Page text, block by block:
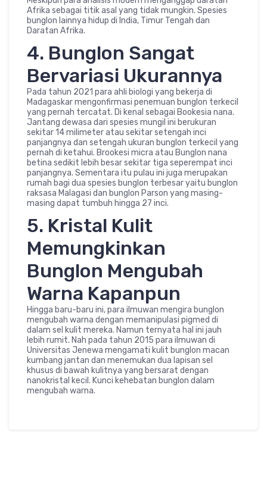
Afrika sebagai titik asal yang tidak mungkin. Spesies
bunglon lainnya hidup di India, Timur Tengah dan
Daratan Afrika.
4. Bunglon Sangat
Bervariasi Ukurannya
Pada tahun 2021 para ahli biologi yang bekerja di
Madagaskar mengonfirmasi penemuan bunglon terkecil
yang pernah tercatat. Di kenal sebagai Bookesia nana.
Jantang dewasa dari spesies mungil ini berukuran
sekitar 14 milimeter atau sekitar setengah inci
panjangnya dan setengah ukuran bunglon terkecil yang
pernah di ketahui. Brookesi micra atau Bunglon nana
betina sedikit lebih besar sekitar tiga seperempat inci
panjangnya. Sementara itu pulau ini juga merupakan
rumah bagi dua spesies bunglon terbesar yaitu bunglon
raksasa Malagasi dan bunglon Parson yang masing-
masing dapat tumbuh hingga 27 inci.
5. Kristal Kulit
Memungkinkan
Bunglon Mengubah
Warna Kapanpun
Hingga baru-baru ini, para ilmuwan mengira bunglon
mengubah warna dengan memanipulasi pigmed di
dalam sel kulit mereka. Namun ternyata hal ini jauh
lebih rumit. Nah pada tahun 2015 para ilmuwan di
Universitas Jenewa mengamati kulit bunglon macan
kumbang jantan dan menemukan dua lapisan sel
khusus di bawah kulitnya yang bersarat dengan
nanokristal kecil. Kunci kehebatan bunglon dalam
mengubah warna.